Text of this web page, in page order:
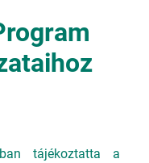
tájékoztatta a